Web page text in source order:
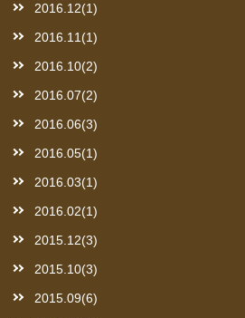
2016.12(1)
2016.11(1)
2016.10(2)
2016.07(2)
2016.06(3)
2016.05(1)
2016.03(1)
2016.02(1)
2015.12(3)
2015.10(3)
2015.09(6)